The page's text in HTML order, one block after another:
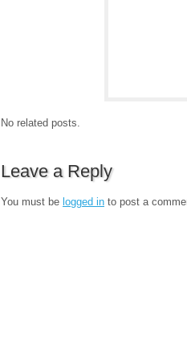
No related posts.
Leave a Reply
You must be logged in to post a